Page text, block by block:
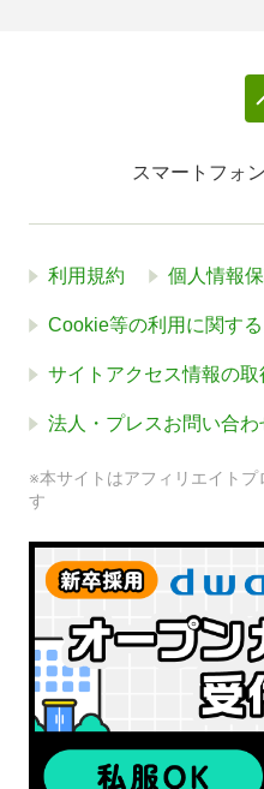
スマートフォ
利用規約 個人情報
Cookie等の利用に関す
サイトアクセス情報の取
法人・プレスお問い合わ
※本サイトはアフィリエイト
す